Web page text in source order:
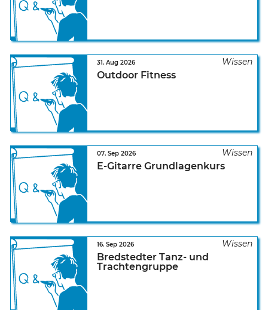
Outdoor Fitness
31. Aug 2026
E-Gitarre Grundlagenkurs
07. Sep 2026
Bredstedter Tanz- und
Trachtengruppe
16. Sep 2026